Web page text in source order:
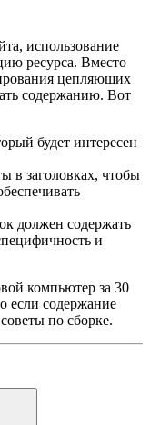
использование
ресурса. Вместо
цепляющих
содержанию. Вот
будет интересен
в заголовках, чтобы
должен содержать
и
компьютер за 30
если содержание
по сборке.